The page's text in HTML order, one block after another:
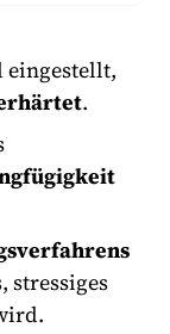
.
stressiges